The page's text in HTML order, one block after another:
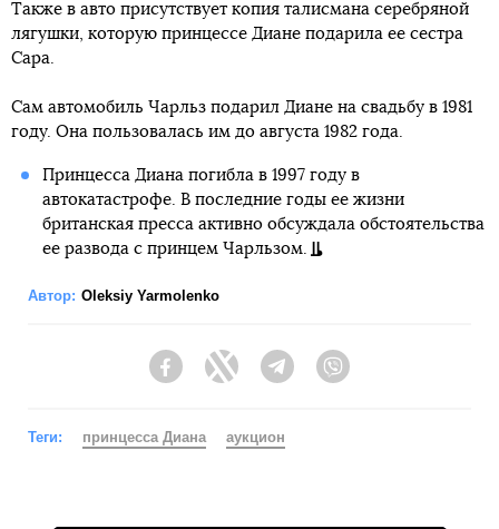
Также в авто присутствует копия талисмана серебряной
лягушки, которую принцессе Диане подарила ее сестра
Сара.
Сам автомобиль Чарльз подарил Диане на свадьбу в 1981
году. Она пользовалась им до августа 1982 года.
Принцесса Диана погибла в 1997 году в
автокатастрофе. В последние годы ее жизни
британская пресса активно обсуждала обстоятельства
ее развода с принцем Чарльзом.
Автор: Oleksiy Yarmolenko
FacebookTwitter Telegram
Теги: принцесса Диана аукцион